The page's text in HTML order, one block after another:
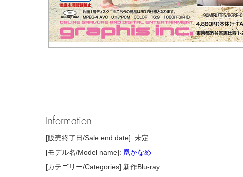
Information
[販売終了日/Sale end date]: 未定
[モデル名/Model name]: 凰かなめ
[カテゴリー/Categories]:新作Blu-ray